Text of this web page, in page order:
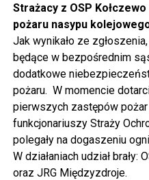
W sobotę o godz. 15
odbywając podróż w
Wikingów lub zwiedzając
spod biblioteki). O
wysłuchamy organowego
państwa Witkowskich.
Wyjątkowym
Kawuś Music Project,
polskich przebojów w
przed biblioteką). Podczas
Strażacy z OSP
pożaru nasypu
Jak wynikało ze
będące w bezpośrednim
dodatkowe
pożaru. W momencie
pierwszych zastępów pożar
funkcjonariuszy Straży
polegały na dogaszeniu
W działaniach udział brały:
oraz JRG Międzyzdroje.